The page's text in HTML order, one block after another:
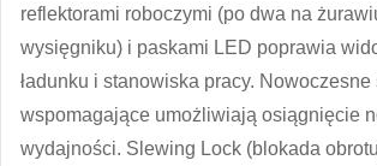
reflektorami roboczymi (po dwa na
wysięgniku) i paskami LED poprawia
ładunku i stanowiska pracy. Nowoczesne
wspomagające umożliwiają osiągnięcie
wydajności. Slewing Lock (blokada